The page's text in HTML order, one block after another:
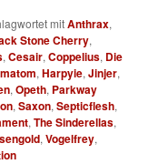
mitAnthrax,
Stone Cherry,
,Cesair,Coppelius, Die
,Harpyie,Jinjer,
,Opeth, Parkway
,Saxon,Septicflesh,
,The Sinderellas,
,Vogelfrey,